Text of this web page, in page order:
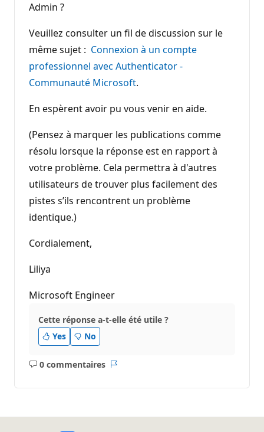
Admin ?
Veuillez consulter un fil de discussion sur le
même sujet : Connexion à un compte
professionnel avec Authenticator -
Communauté Microsoft.
En espèrent avoir pu vous venir en aide.
(Pensez à marquer les publications comme
résolu lorsque la réponse est en rapport à
votre problème. Cela permettra à d'autres
utilisateurs de trouver plus facilement des
pistes s’ils rencontrent un problème
identique.)
Cordialement,
Liliya
Microsoft Engineer
Cette réponse a-t-elle été utile ?
Yes
No
0 commentaires
Aucun